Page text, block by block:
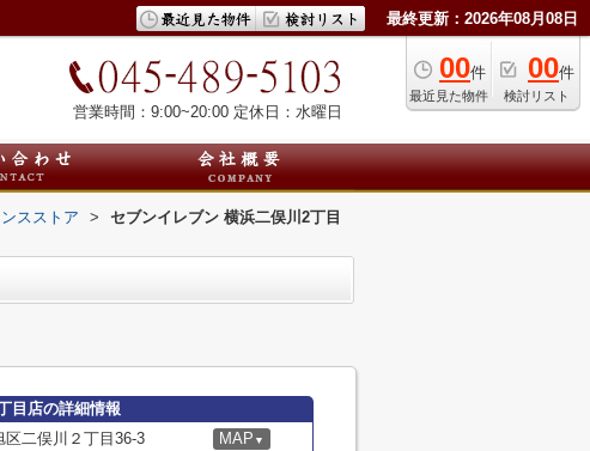
最終更新：2026年08月08日
00件
最近見た物件
00件
検討リスト
営業時間：9:00~20:00 定休日：水曜日
スストア >
セブンイレブン 横浜二俣川2丁目
目店の詳細情報
二俣川２丁目36-3 MAP ▼